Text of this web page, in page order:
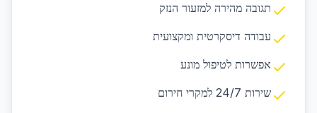
תגובה מהירה למזעור הנזק
עבודה דיסקרטית ומקצועית
אפשרות לטיפול מונע
שירות 24/7 למקרי חירום